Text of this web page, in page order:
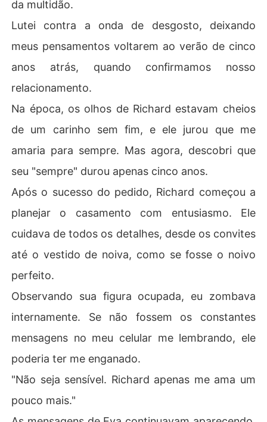
da multidão.
Lutei contra a onda de desgosto, deixando
meus pensamentos voltarem ao verão de cinco
anos atrás, quando confirmamos nosso
relacionamento.
Na época, os olhos de Richard estavam cheios
de um carinho sem fim, e ele jurou que me
amaria para sempre. Mas agora, descobri que
seu "sempre" durou apenas cinco anos.
Após o sucesso do pedido, Richard começou a
planejar o casamento com entusiasmo. Ele
cuidava de todos os detalhes, desde os convites
até o vestido de noiva, como se fosse o noivo
perfeito.
Observando sua figura ocupada, eu zombava
internamente. Se não fossem os constantes
mensagens no meu celular me lembrando, ele
poderia ter me enganado.
"Não seja sensível. Richard apenas me ama um
pouco mais."